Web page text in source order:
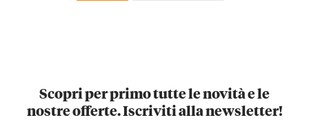
Scopri per primo tutte le novità e le
nostre offerte. Iscriviti alla newsletter!